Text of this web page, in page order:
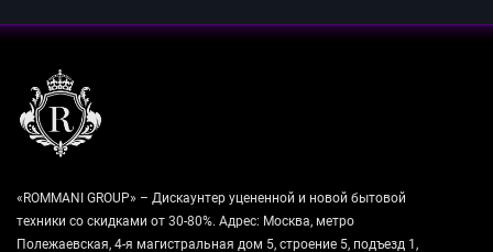
«ROMMANI GROUP» – Дискаунтер уцененной и новой бытовой
техники со скидками от 30-80%. Адрес: Москва, метро
Полежаевская, 4-я магистральная дом 5, строение 5, подъезд 1,